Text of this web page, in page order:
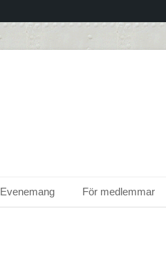
Evenemang För medlemmar